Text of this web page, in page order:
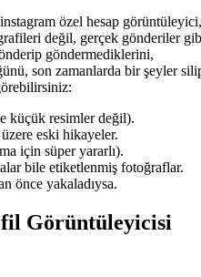
özel hesap görüntüleyici,
değil, gerçek gönderiler
göndermediklerini,
son zamanlarda bir şeyler
küçük resimler değil).
eski hikayeler.
için süper yararlı).
bile etiketlenmiş fotoğraflar.
önce yakaladıysa.
Görüntüleyicisi